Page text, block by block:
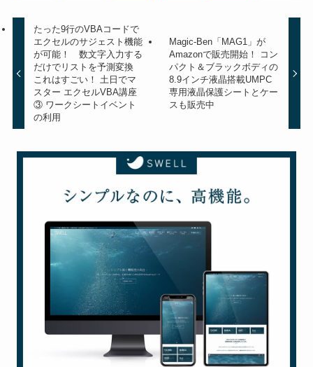
たった9行のVBAコードで
エクセルのサジェスト機能
が可能！ 数文字入力する
だけでリストを予測変換
これはすごい！ 土日でマ
スター エクセルVBA講座
③ ワークシートイベント
の利用
Magic-Ben「MAG1」が
Amazonで販売開始！ コン
パクト＆ブラックボディの
8.9インチ液晶搭載UMPC
専用液晶保護シートとケー
スも販売中